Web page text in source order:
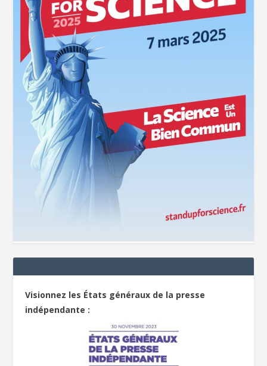
Visionnez les États généraux de la presse
indépendante :